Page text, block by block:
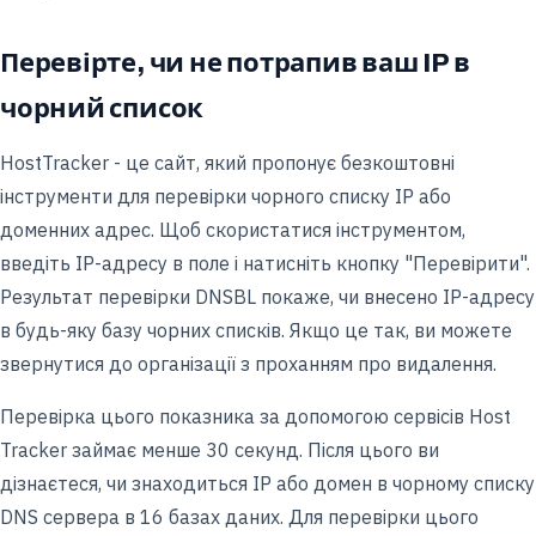
Перевірте, чи не потрапив ваш IP в
чорний список
HostTracker - це сайт, який пропонує безкоштовні
інструменти для перевірки чорного списку IP або
доменних адрес. Щоб скористатися інструментом,
введіть IP-адресу в поле і натисніть кнопку "Перевірити".
Результат перевірки DNSBL покаже, чи внесено IP-адресу
в будь-яку базу чорних списків. Якщо це так, ви можете
звернутися до організації з проханням про видалення.
Перевірка цього показника за допомогою сервісів Host
Tracker займає менше 30 секунд. Після цього ви
дізнаєтеся, чи знаходиться IP або домен в чорному списку
DNS сервера в 16 базах даних. Для перевірки цього